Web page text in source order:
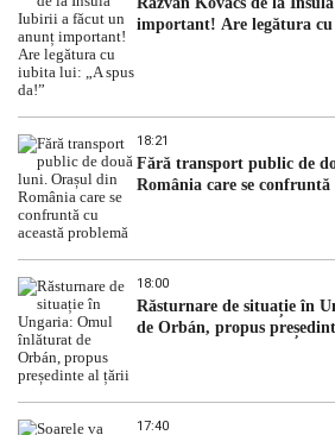
important! Are legătura
18:21
Fără transport public de
România care se confruntă
18:00
Răsturnare de situație în
de Orbán, propus
17:40